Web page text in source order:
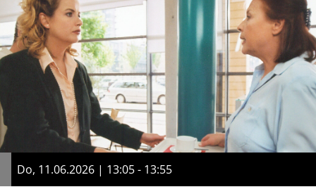
Do, 11.06.2026 | 13:05 - 13:55